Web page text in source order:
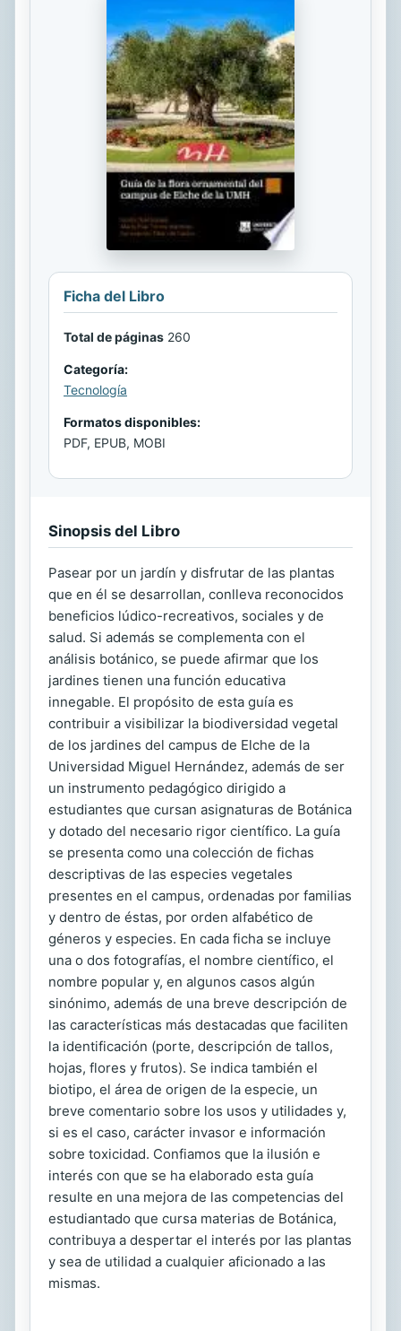
Ficha del Libro
Total de páginas 260
Categoría:
Tecnología
Formatos disponibles:
PDF, EPUB, MOBI
Sinopsis del Libro
Pasear por un jardín y disfrutar de las plantas
que en él se desarrollan, conlleva reconocidos
beneficios lúdico-recreativos, sociales y de
salud. Si además se complementa con el
análisis botánico, se puede afirmar que los
jardines tienen una función educativa
innegable. El propósito de esta guía es
contribuir a visibilizar la biodiversidad vegetal
de los jardines del campus de Elche de la
Universidad Miguel Hernández, además de ser
un instrumento pedagógico dirigido a
estudiantes que cursan asignaturas de Botánica
y dotado del necesario rigor científico. La guía
se presenta como una colección de fichas
descriptivas de las especies vegetales
presentes en el campus, ordenadas por familias
y dentro de éstas, por orden alfabético de
géneros y especies. En cada ficha se incluye
una o dos fotografías, el nombre científico, el
nombre popular y, en algunos casos algún
sinónimo, además de una breve descripción de
las características más destacadas que faciliten
la identificación (porte, descripción de tallos,
hojas, flores y frutos). Se indica también el
biotipo, el área de origen de la especie, un
breve comentario sobre los usos y utilidades y,
si es el caso, carácter invasor e información
sobre toxicidad. Confiamos que la ilusión e
interés con que se ha elaborado esta guía
resulte en una mejora de las competencias del
estudiantado que cursa materias de Botánica,
contribuya a despertar el interés por las plantas
y sea de utilidad a cualquier aficionado a las
mismas.